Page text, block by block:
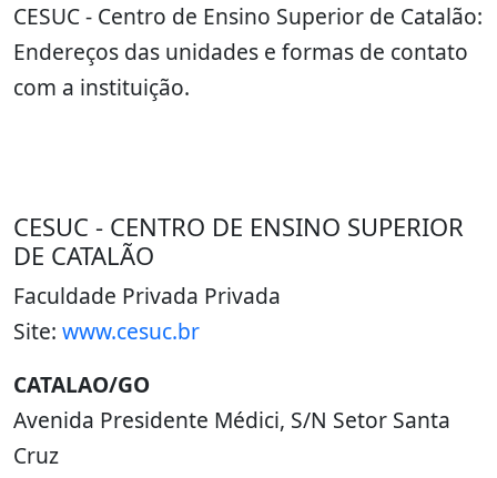
CESUC - Centro de Ensino Superior de Catalão:
Endereços das unidades e formas de contato
com a instituição.
CESUC - CENTRO DE ENSINO SUPERIOR
DE CATALÃO
Faculdade Privada Privada
Site: www.cesuc.br
CATALAO/GO
Avenida Presidente Médici, S/N Setor Santa
Cruz